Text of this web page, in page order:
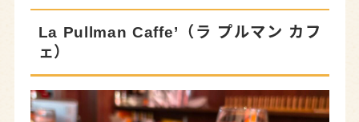
La Pullman Caffe’（ラ プルマン カフ
ェ）